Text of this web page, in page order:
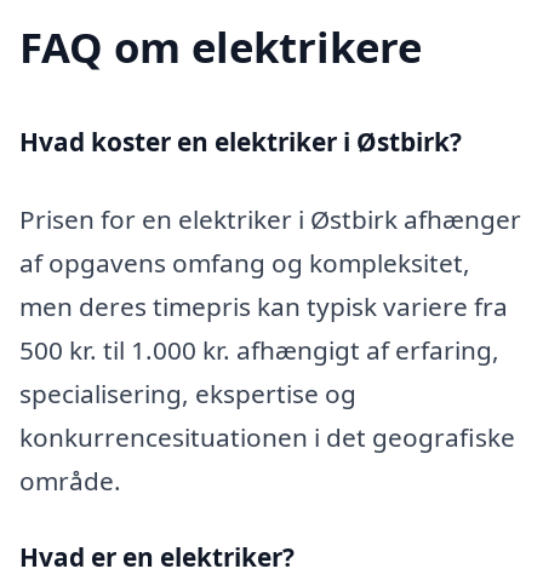
FAQ om elektrikere
Hvad koster en elektriker i Østbirk?
Prisen for en elektriker i Østbirk afhænger
af opgavens omfang og kompleksitet,
men deres timepris kan typisk variere fra
500 kr. til 1.000 kr. afhængigt af erfaring,
specialisering, ekspertise og
konkurrencesituationen i det geografiske
område.
Hvad er en elektriker?